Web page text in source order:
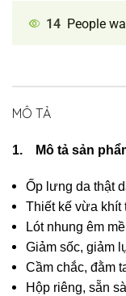
14 People
MÔ TẢ
1. Mô tả sản
Ốp lưng da thật
Thiết kế vừa khít
Lót nhung êm
Giảm sốc, giảm
Cầm chắc, đằm
Hộp riêng, sẵn